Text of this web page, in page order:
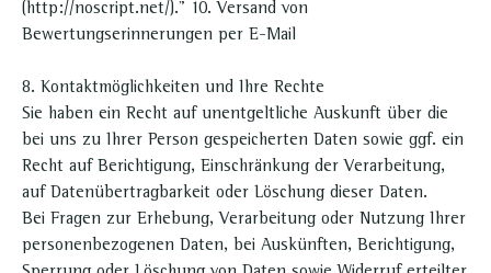
(http://noscript.net/)." 10. Versand von
Bewertungserinnerungen per E-Mail
8. Kontaktmöglichkeiten und Ihre Rechte
Sie haben ein Recht auf unentgeltliche Auskunft über die
bei uns zu Ihrer Person gespeicherten Daten sowie ggf. ein
Recht auf Berichtigung, Einschränkung der Verarbeitung,
auf Datenübertragbarkeit oder Löschung dieser Daten.
Bei Fragen zur Erhebung, Verarbeitung oder Nutzung Ihrer
personenbezogenen Daten, bei Auskünften, Berichtigung,